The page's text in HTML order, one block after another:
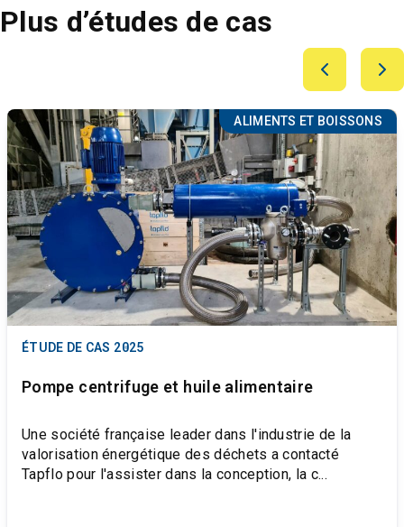
Plus d’études de cas
ALIMENTS ET BOISSONS
ÉTUDE DE CAS 2025
Pompe centrifuge et huile alimentaire
Une société française leader dans l'industrie de la
valorisation énergétique des déchets a contacté
Tapflo pour l'assister dans la conception, la c...